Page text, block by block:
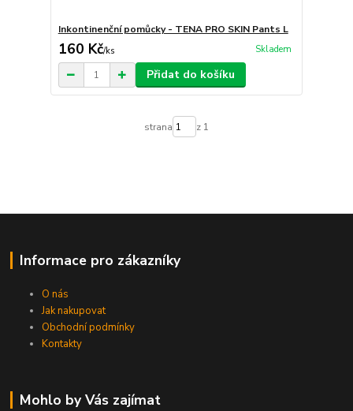
Inkontinenční pomůcky - TENA PRO SKIN Pants L
160 Kč/ks Skladem
Přidat do košíku
strana z 1
Informace pro zákazníky
O nás
Jak nakupovat
Obchodní podmínky
Kontakty
Mohlo by Vás zajímat